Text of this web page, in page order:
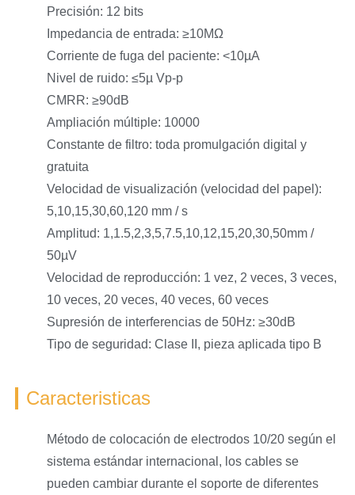
Precisión: 12 bits
Impedancia de entrada: ≥10MΩ
Corriente de fuga del paciente: <10µA
Nivel de ruido: ≤5µ Vp-p
CMRR: ≥90dB
Ampliación múltiple: 10000
Constante de filtro: toda promulgación digital y
gratuita
Velocidad de visualización (velocidad del papel):
5,10,15,30,60,120 mm / s
Amplitud: 1,1.5,2,3,5,7.5,10,12,15,20,30,50mm /
50µV
Velocidad de reproducción: 1 vez, 2 veces, 3 veces,
10 veces, 20 veces, 40 veces, 60 veces
Supresión de interferencias de 50Hz: ≥30dB
Tipo de seguridad: Clase II, pieza aplicada tipo B
Caracteristicas
Método de colocación de electrodos 10/20 según el
sistema estándar internacional, los cables se
pueden cambiar durante el soporte de diferentes